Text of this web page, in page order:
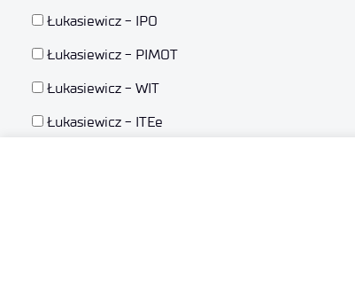
Łukasiewicz - IPO
Łukasiewicz - PIMOT
Łukasiewicz - WIT
Łukasiewicz - ITEe